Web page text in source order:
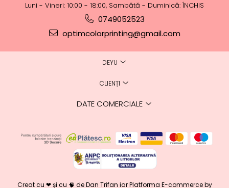
Luni - Vineri: 10:00 - 18:00, Sambătă - Duminică: ÎNCHIS
0749052523
optimcolorprinting@gmail.com
DEYU
CLIENȚI
DATE COMERCIALE
Creat cu ❤ și cu 🧠 de Dan Trifan iar Platforma E-commerce by